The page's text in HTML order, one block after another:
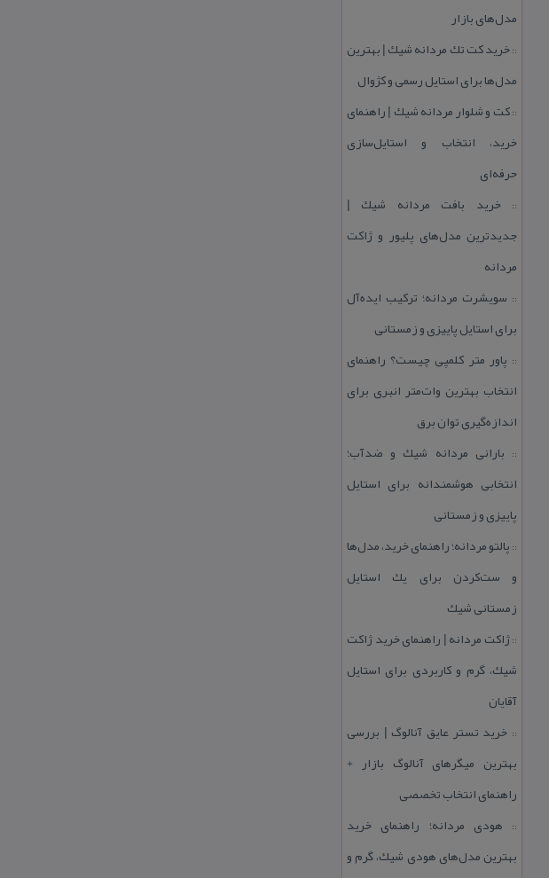
مدل‌های بازار
::خرید كت تك مردانه شیك | بهترین
مدل‌ها برای استایل رسمی و كژوال
::كت و شلوار مردانه شیك | راهنمای
خرید، انتخاب و استایل‌سازی
حرفه‌ای
::خرید بافت مردانه شیك |
جدیدترین مدل‌های پلیور و ژاكت
مردانه
:: سویشرت مردانه؛ تركیب ایده‌آل
برای استایل پاییزی و زمستانی
:: پاور متر كلمپی چیست؟ راهنمای
انتخاب بهترین وات‌متر انبری برای
اندازه‌گیری توان برق
:: بارانی مردانه شیك و ضدآب؛
انتخابی هوشمندانه برای استایل
پاییزی و زمستانی
:: پالتو مردانه؛ راهنمای خرید، مدل‌ها
و ست‌كردن برای یك استایل
زمستانی شیك
::ژاكت مردانه | راهنمای خرید ژاكت
شیك، گرم و كاربردی برای استایل
آقایان
:: خرید تستر عایق آنالوگ | بررسی
بهترین میگرهای آنالوگ بازار +
راهنمای انتخاب تخصصی
:: هودی مردانه؛ راهنمای خرید
بهترین مدل‌های هودی شیك، گرم و